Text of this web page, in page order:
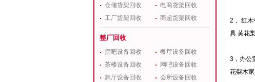
仓储货架回收
电商货架回收
工厂货架回收
商超货架回收
整厂回收
酒吧设备回收
餐厅设备回收
茶楼设备回收
网吧设备回收
舞厅设备回收
会所设备回收
2， 红木
具 黄花
3，办公
花梨木